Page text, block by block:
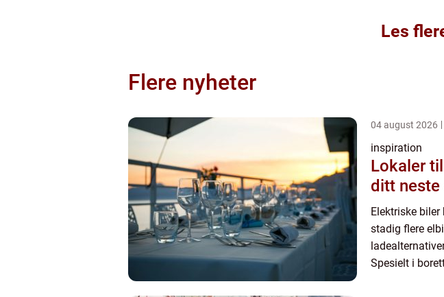
Les
Flere nyheter
04 august 2026
inspiration
Lokaler
ditt neste
Elektriske
stadig flere
Spesielt i